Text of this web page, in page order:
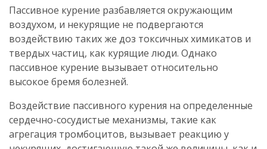
Пассивное курение разбавляется окружающим
воздухом, и некурящие не подвергаются
воздействию таких же доз токсичных химикатов и
твердых частиц, как курящие люди. Однако
пассивное курение вызывает относительно
высокое бремя болезней.
Воздействие пассивного курения на определенные
сердечно-сосудистые механизмы, такие как
агрегация тромбоцитов, вызывает реакцию у